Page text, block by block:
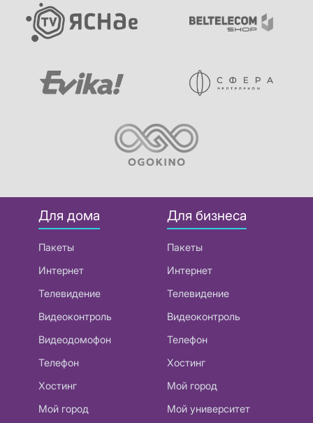
Для дома
Пакеты
Интернет
Телевидение
Видеоконтроль
Видеодомофон
Телефон
Хостинг
Мой город
Для бизнеса
Пакеты
Интернет
Телевидение
Видеоконтроль
Телефон
Хостинг
Мой город
Мой университет